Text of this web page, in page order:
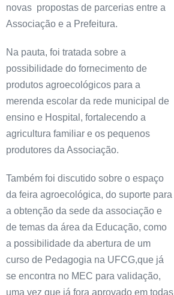
novas propostas de parcerias entre a
Associação e a Prefeitura.
Na pauta, foi tratada sobre a
possibilidade do fornecimento de
produtos agroecológicos para a
merenda escolar da rede municipal de
ensino e Hospital, fortalecendo a
agricultura familiar e os pequenos
produtores da Associação.
Também foi discutido sobre o espaço
da feira agroecológica, do suporte para
a obtenção da sede da associação e
de temas da área da Educação, como
a possibilidade da abertura de um
curso de Pedagogia na UFCG,que já
se encontra no MEC para validação,
uma vez que já fora aprovado em todas